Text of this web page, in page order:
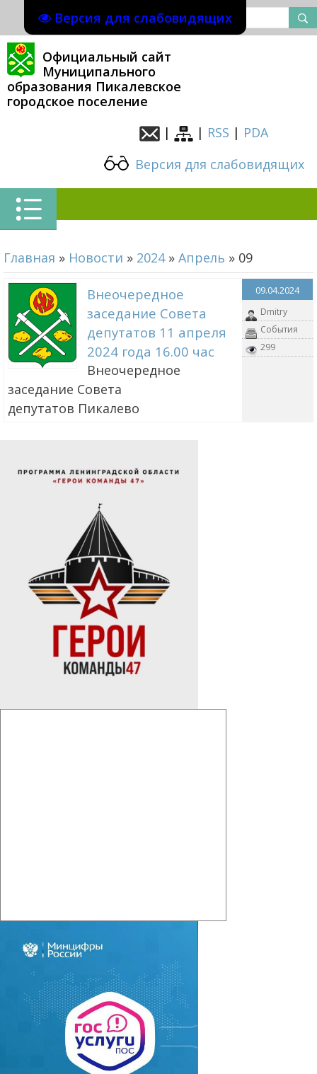
Версия для слабовидящих
Официальный сайт
Муниципального
образования Пикалевское
городское поселение
|
| RSS | PDA
Версия для слабовидящих
Главная » Новости » 2024 » Апрель » 09
Внеочередное
заседание Совета
депутатов 11 апреля
2024 года 16.00 час
Внеочередное
заседание Совета
депутатов Пикалево
09.04.2024
Dmitry
События
299